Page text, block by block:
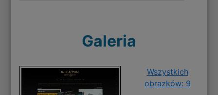
Galeria
Wszystkich
obrazków: 9